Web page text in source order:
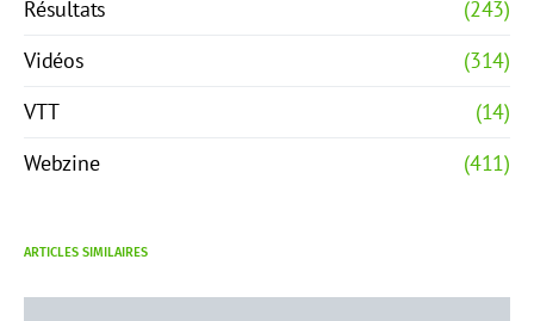
Résultats
(243)
Vidéos
(314)
VTT
(14)
Webzine
(411)
ARTICLES SIMILAIRES